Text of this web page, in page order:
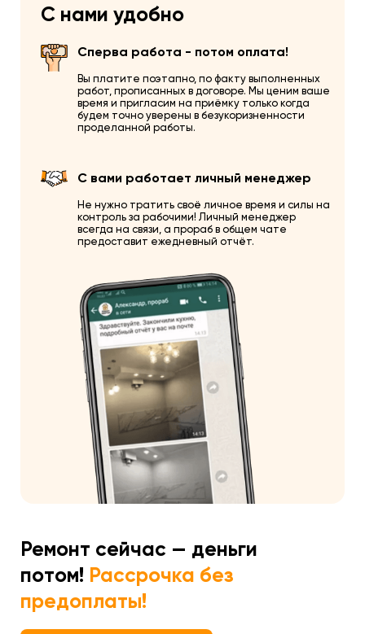
С нами удобно
Сперва работа - потом оплата!
Вы платите поэтапно, по факту выполненных
работ, прописанных в договоре. Мы ценим ваше
время и пригласим на приёмку только когда
будем точно уверены в безукоризненности
проделанной работы.
С вами работает личный менеджер
Не нужно тратить своё личное время и силы на
контроль за рабочими! Личный менеджер
всегда на связи, а прораб в общем чате
предоставит ежедневный отчёт.
Ремонт сейчас — деньги
потом! Рассрочка без
предоплаты!